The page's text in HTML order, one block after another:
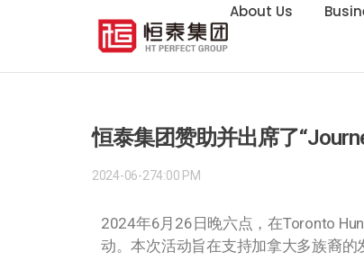
About Us
恒泰集团赞助并出席了
2024-06-274:00 PM
2024年6月26日晚六点，在Toronto
动。本次活动旨在支持加拿大多族裔的